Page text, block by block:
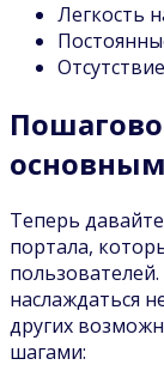
Легкость
Теперь
портала,
наслаждаться
других
шагами: